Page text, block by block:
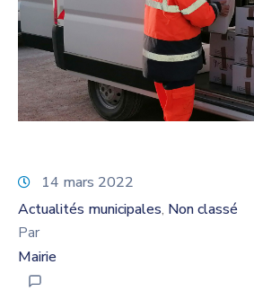
14 mars 2022
Actualités municipales‚ Non classé
Par
Mairie